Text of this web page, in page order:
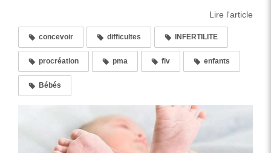
Lire l'article
concevoir difficultes INFERTILITE
procréation pma fiv enfants
Bébés